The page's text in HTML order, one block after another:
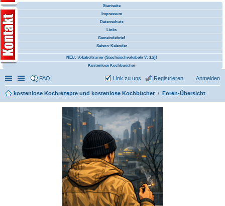
Startseite
Impressum
Datenschutz
Links
Gemeindebrief
Saison-Kalender
NEU: Vokabeltrainer (Saechsischvokabeln V: 1.2)!
Kostenlose Kochbuecher
Schnellzugriff
Linkliste
FAQ Anmelden
Registrieren
Link zu uns
kostenlose Kochrezepte und kostenlose Kochbücher Foren-Übersicht